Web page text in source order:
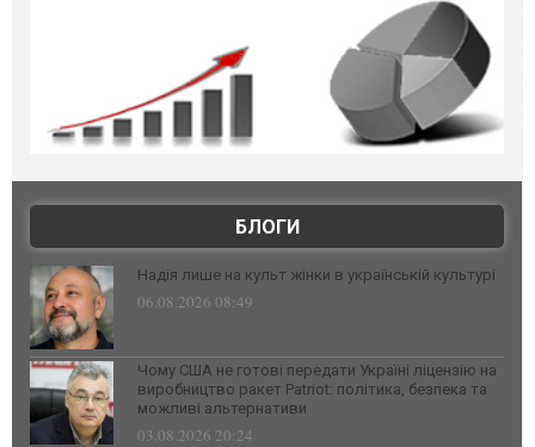
БЛОГИ
Надія лише на культ жінки в українській культурі
06.08.2026 08:49
Чому США не готові передати Україні ліцензію на
виробництво ракет Patriot: політика, безпека та
можливі альтернативи
03.08.2026 20:24